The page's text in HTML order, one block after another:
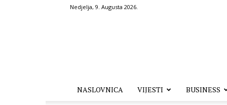
Nedjelja, 9. Augusta 2026.
NASLOVNICA VIJESTI BUSINESS